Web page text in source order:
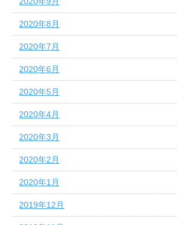
2020年8月
2020年7月
2020年6月
2020年5月
2020年4月
2020年3月
2020年2月
2020年1月
2019年12月